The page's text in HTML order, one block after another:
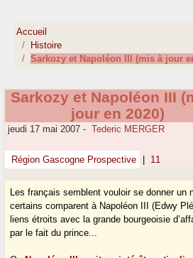
Accueil
Histoire
Sarkozy et Napoléon III (mis à jour
Sarkozy et Napoléon III
jour en 2020)
jeudi 17 mai 2007 - Tederic MERGER
Région Gascogne Prospective 11
Les français semblent vouloir se donner un
certains comparent à Napoléon III (Edwy
liens étroits avec la grande bourgeoisie
par le fait du prince...